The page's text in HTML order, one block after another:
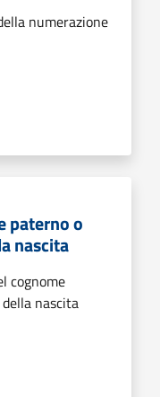
numerazione
paterno o
nascita
cognome
nascita